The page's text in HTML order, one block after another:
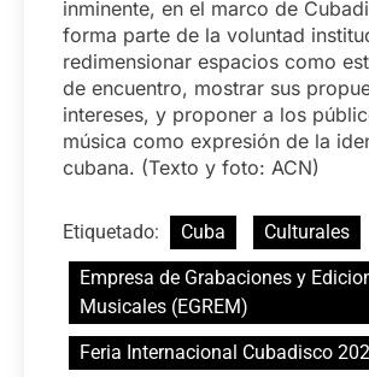
inminente, en el marco de
forma parte de la voluntad
redimensionar espacios como
de encuentro, mostrar sus
intereses, y proponer a los
música como expresión de la
cubana. (Texto y foto: ACN)
Etiquetado: Cuba
Culturales
Empresa de Grabaciones y
Musicales (EGREM)
Feria Internacional Cubadisco